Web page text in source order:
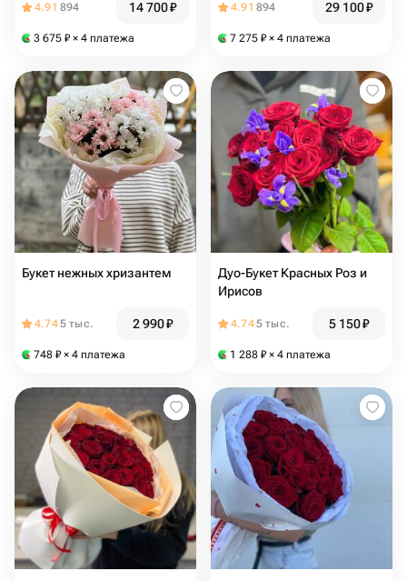
4.91 894 14 700₽
3 675 ₽ × 4 платежа
4.91 894 29 100₽
7 275 ₽ × 4 платежа
Букет нежных хризантем
4.745 тыс. 2 990₽
748 ₽ × 4 платежа
Дуо-Букет Красных Роз и
Ирисов
4.745 тыс. 5 150₽
1 288 ₽ × 4 платежа